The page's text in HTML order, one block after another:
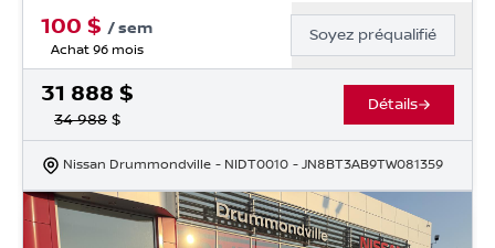
100 $ /sem
Achat 96 mois
Soyez préqualifié
31 888 $
34 988 $
Détails
Nissan Drummondville - NIDT0010 - JN8BT3AB9TW081359